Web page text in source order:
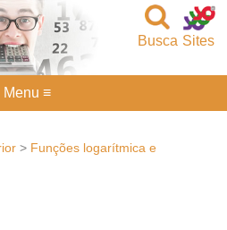
Sites
Busca
> Funções logarítmica e